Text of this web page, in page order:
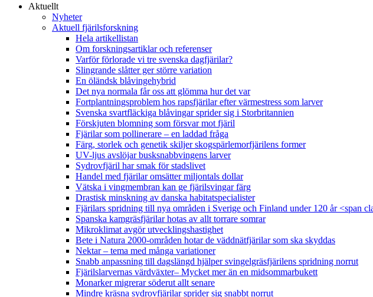
Aktuellt
Nyheter
Aktuell fjärilsforskning
Hela artikellistan
Om forskningsartiklar och referenser
Varför förlorade vi tre svenska dagfjärilar?
Slingrande slåtter ger större variation
En öländsk blåvingehybrid
Det nya normala får oss att glömma hur det var
Fortplantningsproblem hos rapsfjärilar efter värmestress som larver
Svenska svartfläckiga blåvingar sprider sig i Storbritannien
Förskjuten blomning som försvar mot fjäril
Fjärilar som pollinerare – en laddad fråga
Färg, storlek och genetik skiljer skogspärlemorfjärilens former
UV-ljus avslöjar busksnabbvingens larver
Sydrovfjäril har smak för stadslivet
Handel med fjärilar omsätter miljontals dollar
Vätska i vingmembran kan ge fjärilsvingar färg
Drastisk minskning av danska habitatspecialister
Fjärilars spridning till nya områden i Sverige och Finland under 120 år <span
Spanska kamgräsfjärilar hotas av allt torrare somrar
Mikroklimat avgör utvecklingshastighet
Bete i Natura 2000-områden hotar de väddnätfjärilar som ska skyddas
Nektar – tema med många variationer
Snabb anpassning till dagslängd hjälper svingelgräsfjärilens spridning norrut
Fjärilslarvernas värdväxter– Mycket mer än en midsommarbukett
Monarker migrerar söderut allt senare
Mindre kräsna sydrovfjärilar sprider sig snabbt norrut